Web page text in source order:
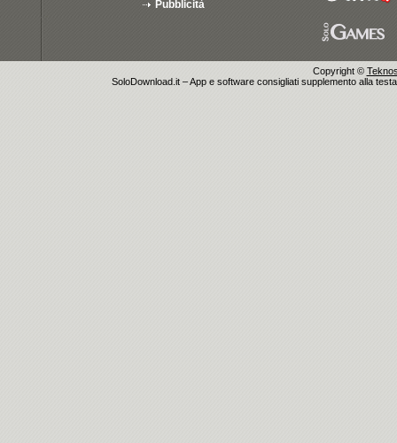
Pubblicità
Copyright ©
SoloDownload.it – App e software consigliati supplemento alla